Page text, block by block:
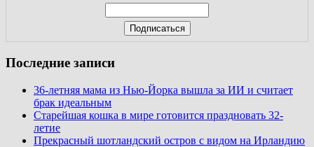
Последние записи
36-летняя мама из Нью-Йорка вышла за ИИ и считает
брак идеальным
Старейшая кошка в мире готовится праздновать 32-
летие
Прекрасный шотландский остров с видом на Ирландию